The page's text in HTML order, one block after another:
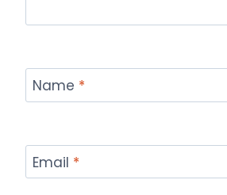
Name *
Email *